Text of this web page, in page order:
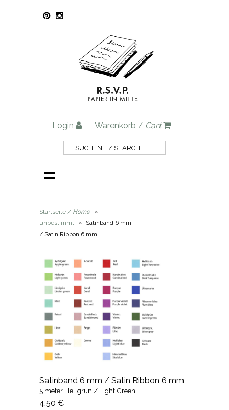
Login Warenkorb / Cart
Startseite / Home
»
unbestimmt
»
Satinband 6 mm
/ Satin Ribbon 6 mm
Satinband 6 mm / Satin Ribbon 6 mm
5 meter Hellgrün / Light Green
4,50 €